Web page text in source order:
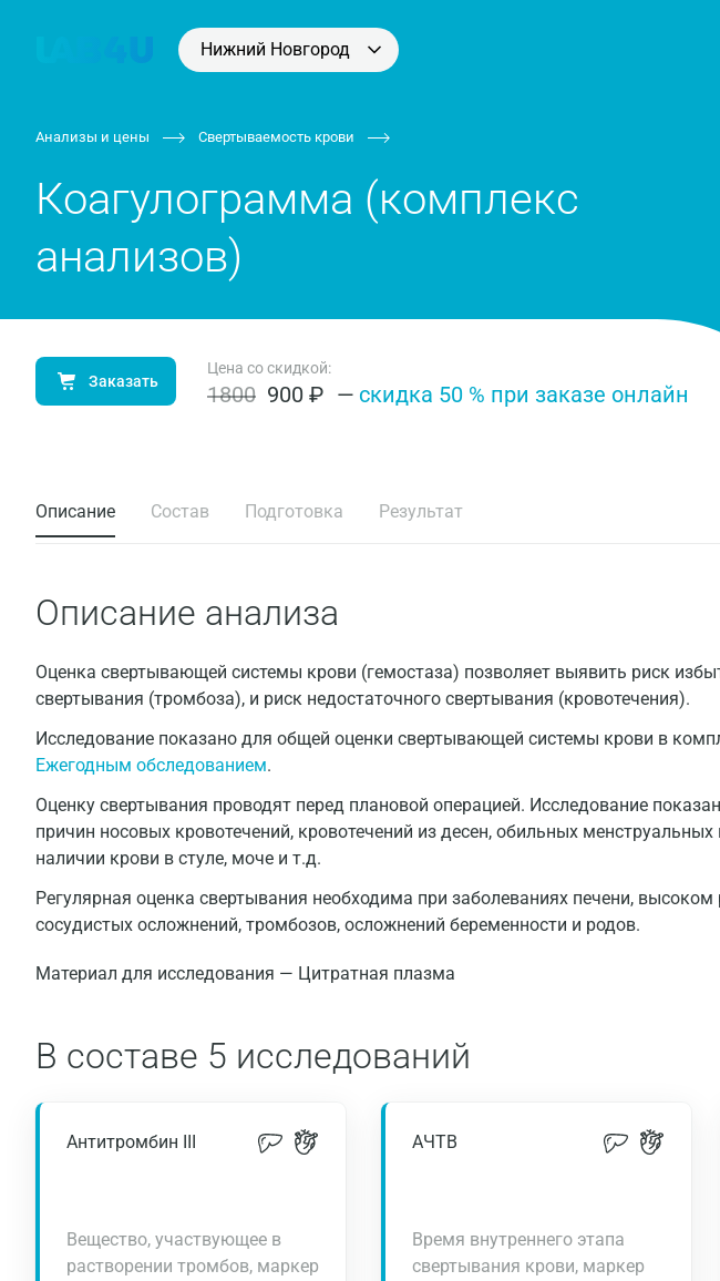
Нижний Новгород
Анализы и цены Свертываемость крови
Коагулограмма (комплекс
анализов)
Заказать
Цена со скидкой:
1800 900 ₽ — cкидка 50 % при заказе онлайн
Описание Состав Подготовка Результат
Описание анализа
Оценка свертывающей системы крови (гемостаза) позволяет выявить риск
свертывания (тромбоза), и риск недостаточного свертывания (кровотечения).
Исследование показано для общей оценки свертывающей системы крови в
Ежегодным обследованием.
Оценку свертывания проводят перед плановой операцией. Исследование
причин носовых кровотечений, кровотечений из десен, обильных менструальных
наличии крови в стуле, моче и т.д.
Регулярная оценка свертывания необходима при заболеваниях печени, высоком
сосудистых осложнений, тромбозов, осложнений беременности и родов.
Материал для исследования — Цитратная плазма
В составе 5 исследований
Антитромбин III
Вещество, участвующее в
растворении тромбов, маркер
АЧТВ
Время внутреннего этапа
свертывания крови, маркер